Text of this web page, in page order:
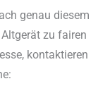
genau diesem
zu fairen
kontaktieren